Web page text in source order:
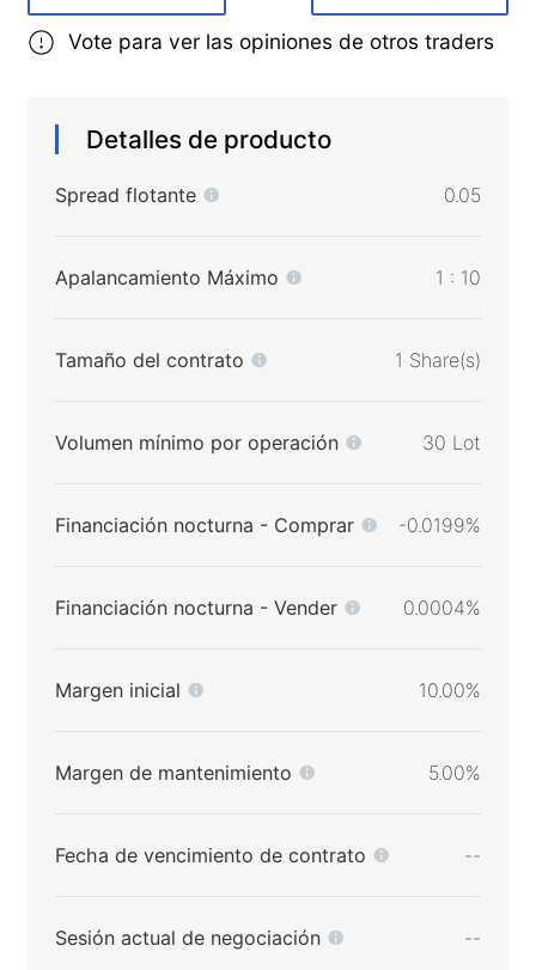
Vote para ver las opiniones de otros traders
Detalles de producto
Spread flotante 0.05
Apalancamiento Máximo 1 : 10
Tamaño del contrato 1 Share(s)
Volumen mínimo por operación 30 Lot
Financiación nocturna - Comprar -0.0199%
Financiación nocturna - Vender 0.0004%
Margen inicial 10.00%
Margen de mantenimiento 5.00%
Fecha de vencimiento de contrato --
Sesión actual de negociación --